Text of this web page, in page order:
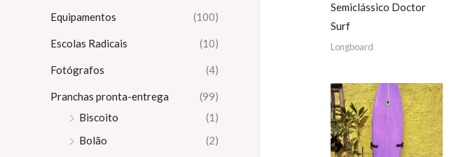
Equipamentos (100)
Escolas Radicais (10)
Fotógrafos (4)
Pranchas pronta-entrega
(99)
Biscoito
(1)
Bolão
(2)
Semiclássico Doctor
Surf
Longboard